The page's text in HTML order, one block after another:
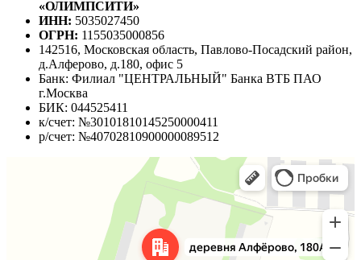
«ОЛИМПСИТИ»
ИНН: 5035027450
ОГРН: 1155035000856
142516, Московская область, Павлово-Посадский район,
д.Алферово, д.180, офис 5
Банк: Филиал "ЦЕНТРАЛЬНЫЙ" Банка ВТБ ПАО
г.Москва
БИК: 044525411
к/счет: №30101810145250000411
р/счет: №40702810900000089512